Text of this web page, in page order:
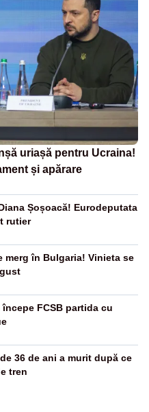
uriașă pentru Ucraina!
și apărare
Șoșoacă! Eurodeputata
rutier
merg în Bulgaria! Vinieta se
FCSB partida cu
36 de ani a murit după ce
tren